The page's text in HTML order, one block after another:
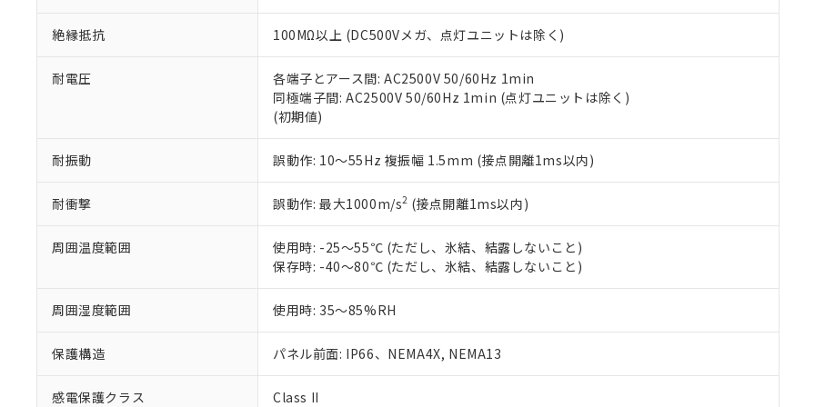
絶縁抵抗 100MΩ以上 (DC500Vメガ、点灯ユニットは除く)
耐電圧
各端子とアース間: AC2500V 50/60Hz 1min
同極端子間: AC2500V 50/60Hz 1min (点灯ユニットは除く)
(初期値)
耐振動 誤動作: 10～55Hz 複振幅 1.5mm (接点開離1ms以内)
耐衝撃 誤動作: 最大1000m/s2 (接点開離1ms以内)
周囲温度範囲
使用時: -25～55℃ (ただし、氷結、結露しないこと)
保存時: -40～80℃ (ただし、氷結、結露しないこと)
周囲湿度範囲 使用時: 35～85%RH
保護構造 パネル前面: IP66、NEMA4X, NEMA13
感電保護クラス Class II
また、RoHS指令のフタル酸エステル類４物質の対応では、対応完了までの期間は出
混在することから備考欄に対応日を記載しておりました。
既に当社にて対応品への在庫切替を完了していることから、特段のことがない限り
り割愛しております。